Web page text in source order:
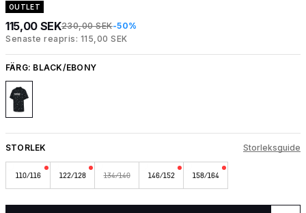
OUTLET
115,00 SEK230,00 SEK-50%
Senaste reapris: 115,00 SEK
FÄRG: BLACK/EBONY
STORLEK Storleksguide
110/116 122/128 134/140 146/152 158/164